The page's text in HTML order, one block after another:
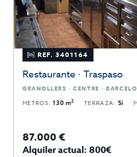
REF. 3401164
Restaurante · Traspaso
GRANOLLERS · CENTRE ·
METROS:130 m2 TERRAZA: Sí
87.000 €
Alquiler actual: 800€